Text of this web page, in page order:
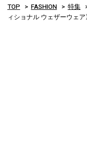
TOP FASHION 特集
ィショナル ウェザーウェ